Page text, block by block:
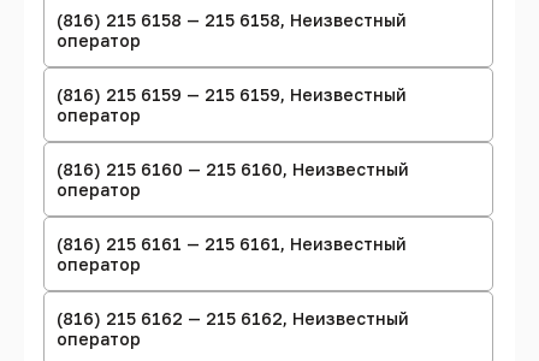
(816) 215 6158 — 215 6158, Неизвестный
оператор
(816) 215 6159 — 215 6159, Неизвестный
оператор
(816) 215 6160 — 215 6160, Неизвестный
оператор
(816) 215 6161 — 215 6161, Неизвестный
оператор
(816) 215 6162 — 215 6162, Неизвестный
оператор